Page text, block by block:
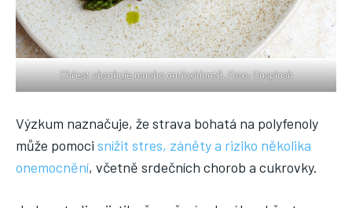
Chřest obsahuje mnoho antioxidantů. Foto: Unsplash
Výzkum naznačuje, že strava bohatá na polyfenoly
může pomoci snížit stres, záněty a riziko několika
onemocnění, včetně srdečních chorob a cukrovky.